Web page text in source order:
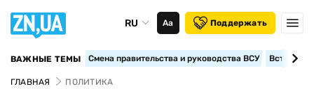
RU Аа Поддержать
ВАЖНЫЕ ТЕМЫ Смена правительства и руководства ВСУ
ГЛАВНАЯ ПОЛИТИКА